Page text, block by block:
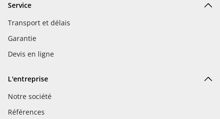
Service
Transport et délais
Garantie
Devis en ligne
L'entreprise
Notre société
Références